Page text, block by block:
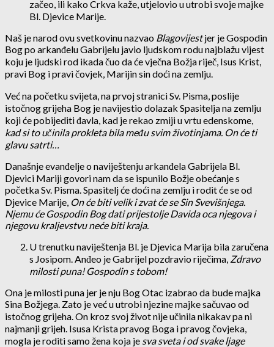
začeo, ili kako Crkva kaže, utjelovio u utrobi svoje majke
Bl. Djevice Marije.
Naš je narod ovu svetkovinu nazvao Blagovijestjer je Gospodin
Bog po arkanđelu Gabrijelu javio ljudskom rodu najblažu vijest
koju je ljudski rod ikada čuo da će vječna Božja riječ, Isus Krist,
pravi Bog i pravi čovjek, Marijin sin doći na zemlju.
Već na početku svijeta, na prvoj stranici Sv. Pisma, poslije
istočnog grijeha Bog je navijestio dolazak Spasitelja na zemlju
koji će pobijediti đavla, kad je rekao zmiji u vrtu edenskome,
kad si to učinila prokleta bila među svim životinjama. On će ti
glavu satrti…
Današnje evanđelje o naviještenju arkanđela Gabrijela Bl.
Djevici Mariji govori nam da se ispunilo Božje obećanje s
početka Sv. Pisma. Spasitelj će doći na zemlju i rodit će se od
Djevice Marije, On će biti velik i zvat će se Sin Svevišnjega.
Njemu će Gospodin Bog dati prijestolje Davida oca njegova i
njegovu kraljevstvu neće biti kraja.
U trenutku naviještenja Bl. je Djevica Marija bila zaručena
s Josipom. Anđeo je Gabrijel pozdravio riječima, Zdravo
milosti puna! Gospodin s tobom!
Ona je milosti puna jer je nju Bog Otac izabrao da bude majka
Sina Božjega. Zato je već u utrobi njezine majke sačuvao od
istočnog grijeha. On kroz svoj život nije učinila nikakav pa ni
najmanji grijeh. Isusa Krista pravog Boga i pravog čovjeka,
mogla je roditi samo žena koja je sva sveta i od svake ljage